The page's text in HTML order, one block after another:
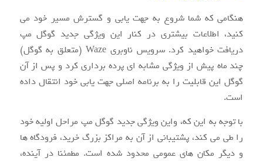
هنگامی که شما شروع به جهت یابی و گسترش مسیر خود می
کنید، اطلاعات بیشتری در کنار این ویژگی جدید گوگل مپ
دریافت خواهید کرد. سرویس ناوبری Waze (متعلق به گوگل)
چند ماه پیش از ویژگی مشابه ای پرده برداری کرد و پس از آن
گوگل این قابلیت را به برنامه اصلی جهت یابی خود انتقال داده
است.
با توجه به این که، واین ویژگی جدید گوگل مپ مراحل اولیه خود
را طی می کند، پشتیبانی از آن به مراکز بزرگ خرید، فرودگاه ها
و دیگر مکان های عمومی محدود شده است. مطمئنا در آینده،